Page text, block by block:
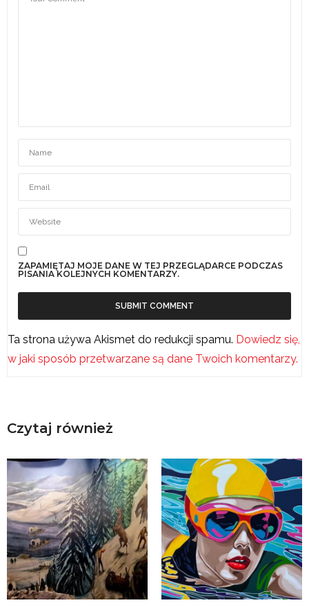
ZAPAMIĘTAJ MOJE DANE W TEJ PRZEGLĄDARCE PODCZAS
PISANIA KOLEJNYCH KOMENTARZY.
Ta strona używa Akismet do redukcji spamu. Dowiedz się,
w jaki sposób przetwarzane są dane Twoich komentarzy.
Czytaj również